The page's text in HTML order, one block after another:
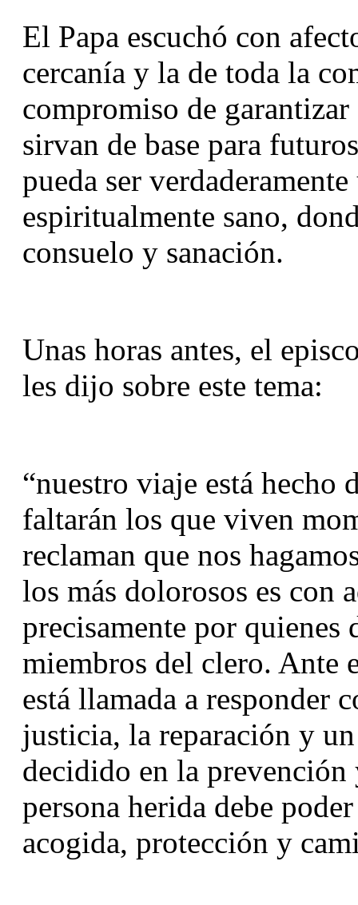
El Papa escuchó con
cercanía y la de toda la
compromiso de
sirvan de base para
pueda ser
espiritualmente sano,
consuelo y sanación.
Unas horas antes, el
les dijo sobre este tema:
“nuestro viaje está hecho
faltarán los que viven
reclaman que nos
los más dolorosos es con
precisamente por
miembros del clero. Ante
está llamada a responder
justicia, la reparación y
decidido en la
persona herida debe
acogida, protección y